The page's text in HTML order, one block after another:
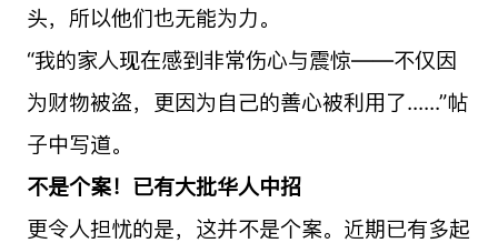
头，所以他们也无能为力。
“我的家人现在感到非常伤心与震惊——不仅因
为财物被盗，更因为自己的善心被利用了......”帖
子中写道。
不是个案！已有大批华人中招
更令人担忧的是，这并不是个案。近期已有多起